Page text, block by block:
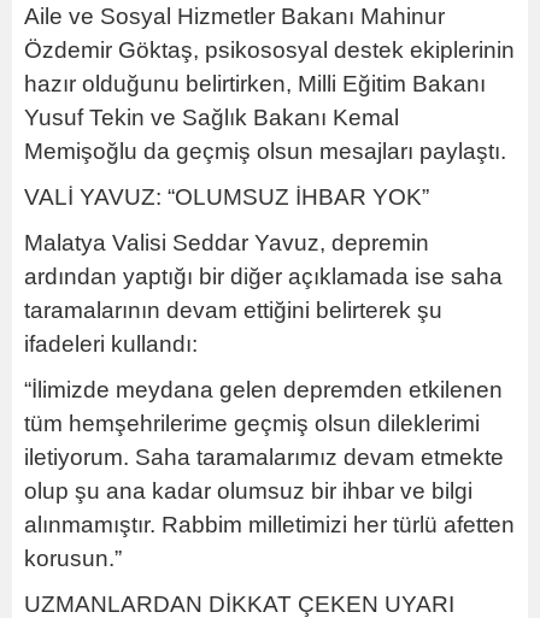
Aile ve Sosyal Hizmetler Bakanı Mahinur
Özdemir Göktaş, psikososyal destek ekiplerinin
hazır olduğunu belirtirken, Milli Eğitim Bakanı
Yusuf Tekin ve Sağlık Bakanı Kemal
Memişoğlu da geçmiş olsun mesajları paylaştı.
VALİ YAVUZ: “OLUMSUZ İHBAR YOK”
Malatya Valisi Seddar Yavuz, depremin
ardından yaptığı bir diğer açıklamada ise saha
taramalarının devam ettiğini belirterek şu
ifadeleri kullandı:
“İlimizde meydana gelen depremden etkilenen
tüm hemşehrilerime geçmiş olsun dileklerimi
iletiyorum. Saha taramalarımız devam etmekte
olup şu ana kadar olumsuz bir ihbar ve bilgi
alınmamıştır. Rabbim milletimizi her türlü afetten
korusun.”
UZMANLARDAN DİKKAT ÇEKEN UYARI